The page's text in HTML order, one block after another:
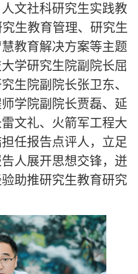
文社科研究生实践教
生教育管理、研究生
教育解决方案等主题
学研究生院副院长屈
生院副院长张卫东、
学院副院长贾磊、延
文礼、火箭军工程大
任报告点评人，立足
人展开思想交锋，迸
助推研究生教育研究